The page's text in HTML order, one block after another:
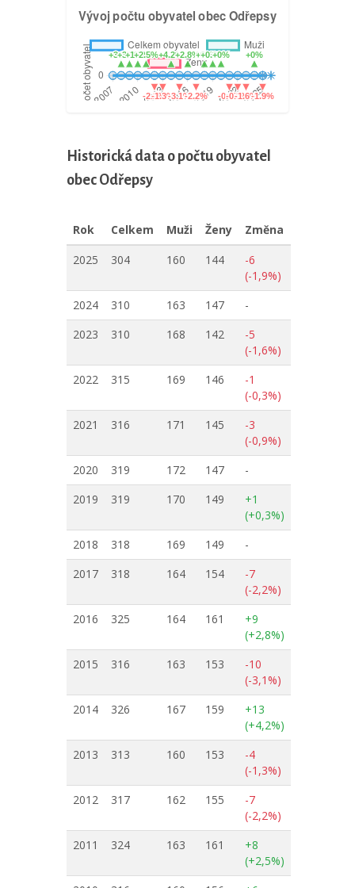
Historická data o počtu obyvatel
obec Odřepsy
Rok Celkem Muži Ženy
Změna
2025
304 160 144
-6
(-1,9%)
2024
310 163 147
-
2023
310 168 142
-5
(-1,6%)
2022
315 169 146
-1
(-0,3%)
2021
316 171 145
-3
(-0,9%)
2020
319 172 147
-
2019
319 170 149
+1
(+0,3%)
2018
318 169 149
-
2017
318 164 154
-7
(-2,2%)
2016
325 164 161
+9
(+2,8%)
2015
316 163 153
-10
(-3,1%)
2014
326 167 159
+13
(+4,2%)
2013
313 160 153
-4
(-1,3%)
2012
317 162 155
-7
(-2,2%)
2011
324 163 161
+8
(+2,5%)